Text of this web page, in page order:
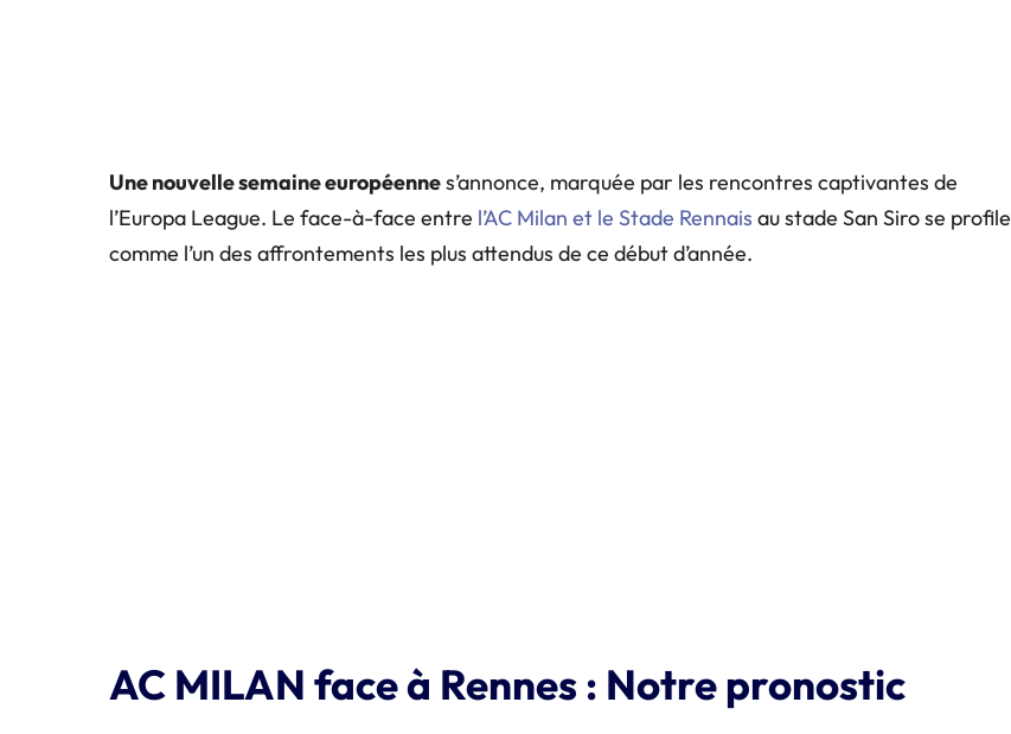
Une nouvelle semaine européennes’annonce, marquée par les rencontres captivantes de
l’Europa League. Le face-à-face entre l’AC Milan et le Stade Rennais au stade San Siro se profile
comme l’un des affrontements les plus attendus de ce début d’année.
AC MILAN face à Rennes : Notre pronostic